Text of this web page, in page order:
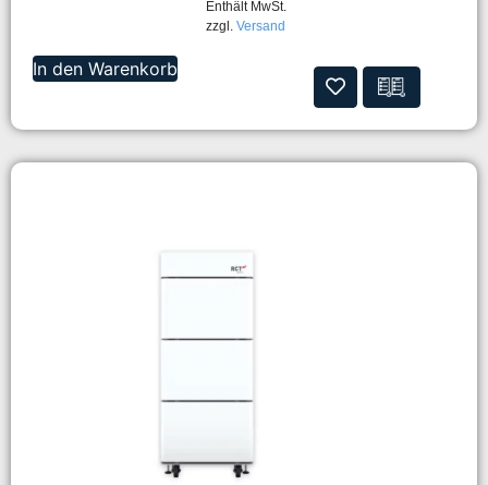
Enthält MwSt.
zzgl. Versand
In den Warenkorb